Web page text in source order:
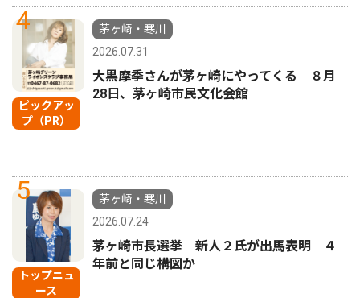
4
ピックアッ
プ（PR）
茅ヶ崎・寒川
2026.07.31
大黒摩季さんが茅ヶ崎にやってくる ８月
28日、茅ヶ崎市民文化会館
5
トップニュ
ース
茅ヶ崎・寒川
2026.07.24
茅ヶ崎市長選挙 新人２氏が出馬表明 ４
年前と同じ構図か